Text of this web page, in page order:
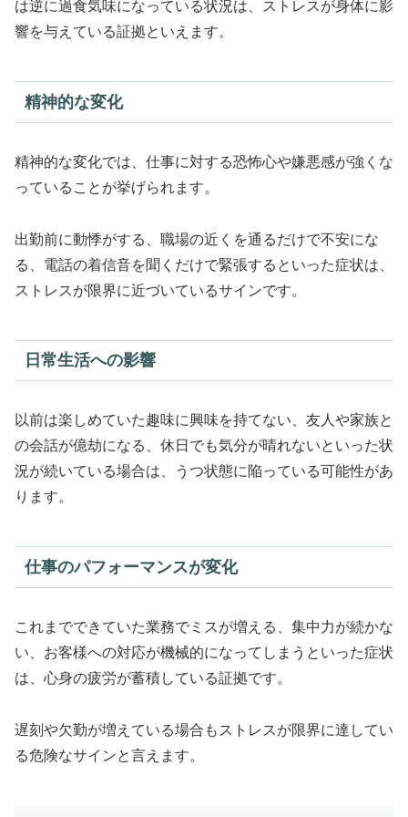
は逆に過食気味になっている状況は、ストレスが身体に影
響を与えている証拠といえます。
精神的な変化
精神的な変化では、仕事に対する恐怖心や嫌悪感が強くな
っていることが挙げられます。
出勤前に動悸がする、職場の近くを通るだけで不安にな
る、電話の着信音を聞くだけで緊張するといった症状は、
ストレスが限界に近づいているサインです。
日常生活への影響
以前は楽しめていた趣味に興味を持てない、友人や家族と
の会話が億劫になる、休日でも気分が晴れないといった状
況が続いている場合は、うつ状態に陥っている可能性があ
ります。
仕事のパフォーマンスが変化
これまでできていた業務でミスが増える、集中力が続かな
い、お客様への対応が機械的になってしまうといった症状
は、心身の疲労が蓄積している証拠です。
遅刻や欠勤が増えている場合もストレスが限界に達してい
る危険なサインと言えます。